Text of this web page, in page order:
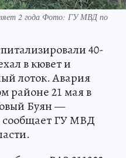
2 года Фото: ГУ МВД по
40-
в кювет и
лоток. Авария
районе 21 мая в
Буян —
сообщает ГУ МВД